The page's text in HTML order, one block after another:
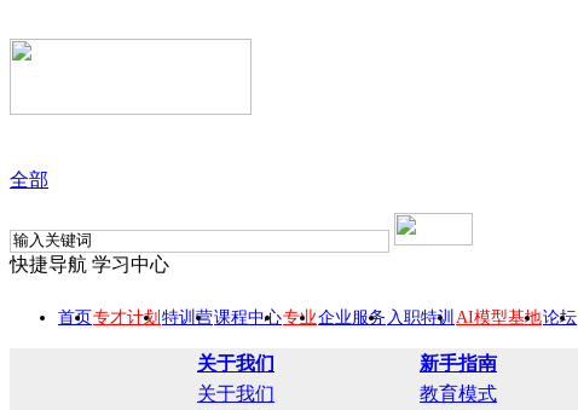
全部
快捷导航 学习中心
首页专才计划 特训营课程中心专业企业服务 入职特训 AI模型基地论坛
关于我们 新手指南
关于我们 教育模式